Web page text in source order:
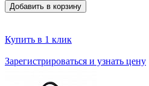
Добавить в корзину
Купить в 1 клик
Зарегистрироваться и узнать цену